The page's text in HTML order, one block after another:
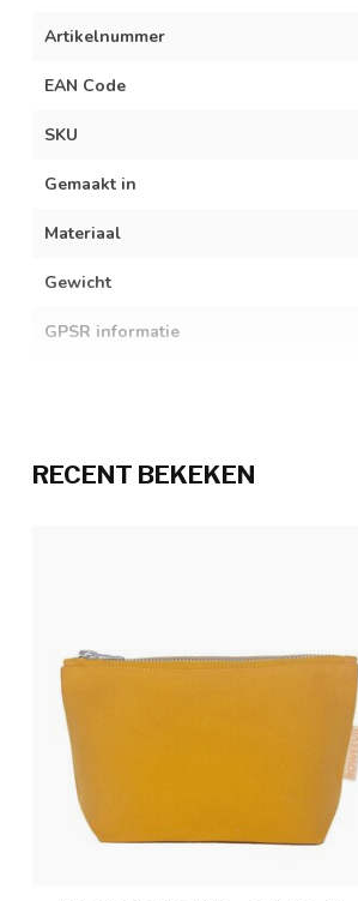
Artikelnummer
EAN Code
SKU
Gemaakt in
Materiaal
Gewicht
GPSR informatie
RECENT BEKEKEN